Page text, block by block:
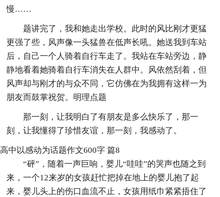
慢……
题讲完了，我和她走出学校。此时的风比刚才更猛
更强了些，风声像一头猛兽在低声长吼。她送我到车站
后，自己一个人骑着自行车走了。我站在车站旁边，静
静地看着她骑着自行车消失在人群中。风依然刮着，但
风声却与刚才的与众不同，它仿佛在为我拥有这样一为
朋友而鼓掌祝贺。明理点题
那一刻，让我明白了有朋友是多么快乐了，那一
刻，让我懂得了珍惜友谊，那一刻，我感动了。
高中以感动为话题作文600字 篇8
“砰”，随着一声巨响，婴儿“哇哇”的哭声也随之到
来，一个12来岁的女孩赶忙把掉在地上的婴儿抱了起
来，婴儿头上的伤口血流不止，女孩用纸巾紧紧捂住了